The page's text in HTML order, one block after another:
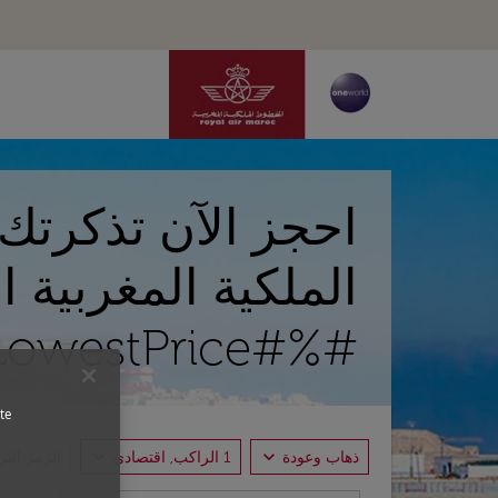
احجز الآن
الملكية المغربية
#%#Flights.FromLowestPrice#%#
ذهاب وعودة expand_more 1 الراكب, اقتصادي